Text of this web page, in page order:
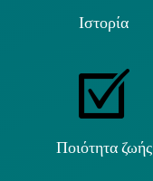
Ιστορία
Ποιότητα ζωής